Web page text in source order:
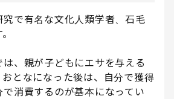
究で有名な文化人類学者、石毛
、親が子どもにエサを与える
おとなになった後は、自分で獲得
で消費するのが基本になってい